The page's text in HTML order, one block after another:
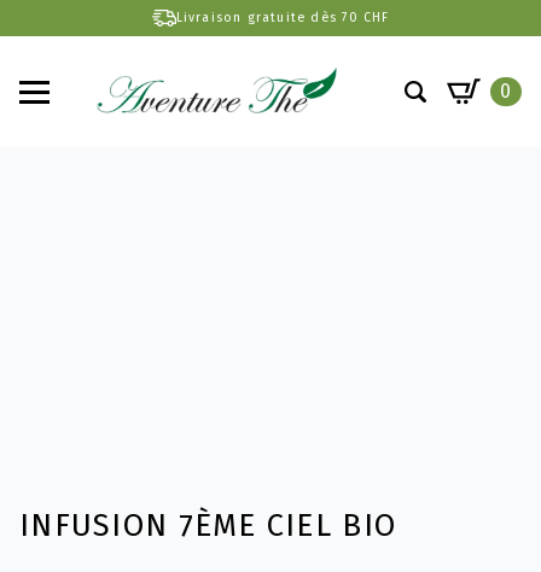
Livraison gratuite dès 70 CHF
0
INFUSION 7ÈME CIEL BIO